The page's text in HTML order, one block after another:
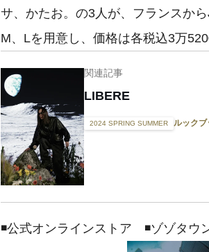
サ、かたお。の3人が、フランスか
M、Lを用意し、価格は各税込3万
関連記事
LIBERE
2024 SPRING SUMMER ルックブ
◾️公式オンラインストア ◾️ゾゾタウ